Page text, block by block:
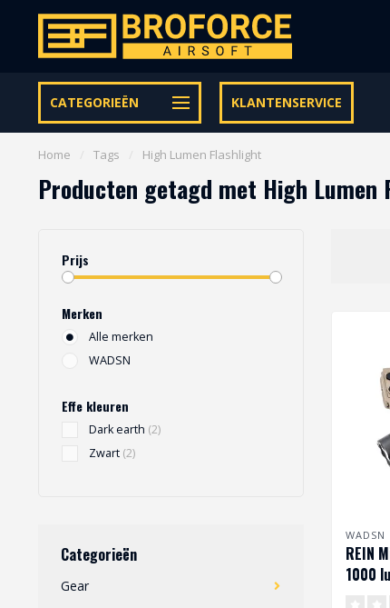
CATEGORIEËN KLANTENSERVICE
Let op onze speciale Facebook/Instagram aanbiedingen
Home Tags High Lumen Flashlight
Producten getagd met High Lumen
Prijs
Merken
Alle merken
WADSN
Effe kleuren
Dark earth (2)
Zwart (2)
Categorieën
Gear
WADSN
REIN
1000